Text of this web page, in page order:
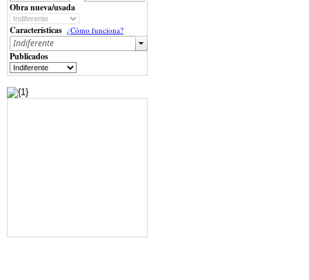
Obra nueva/usada
Características ¿Cómo funciona?
Publicados